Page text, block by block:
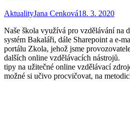
AktualityJana Cenková18. 3. 2020
Naše škola využívá pro vzdělávání na
systém Bakaláři, dále Sharepoint a e-
portálu Zkola, jehož jsme
dalších online vzdělávacích
tipy na užitečné online vzdělávací
možné si učivo procvičovat, na